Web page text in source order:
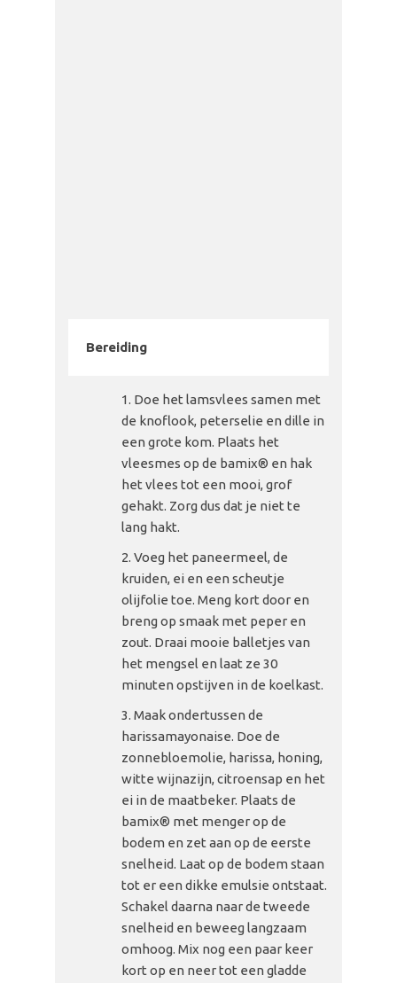
Bereiding
Doe het lamsvlees samen met
de knoflook, peterselie en dille in
een grote kom. Plaats het
vleesmes op de bamix® en hak
het vlees tot een mooi, grof
gehakt. Zorg dus dat je niet te
lang hakt.
Voeg het paneermeel, de
kruiden, ei en een scheutje
olijfolie toe. Meng kort door en
breng op smaak met peper en
zout. Draai mooie balletjes van
het mengsel en laat ze 30
minuten opstijven in de koelkast.
Maak ondertussen de
harissamayonaise. Doe de
zonnebloemolie, harissa, honing,
witte wijnazijn, citroensap en het
ei in de maatbeker. Plaats de
bamix® met menger op de
bodem en zet aan op de eerste
snelheid. Laat op de bodem staan
tot er een dikke emulsie ontstaat.
Schakel daarna naar de tweede
snelheid en beweeg langzaam
omhoog. Mix nog een paar keer
kort op en neer tot een gladde